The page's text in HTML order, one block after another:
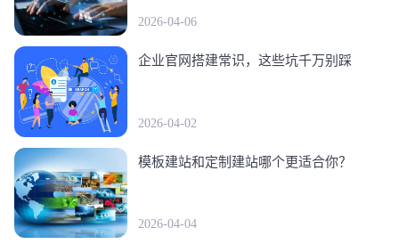
2026-04-06
企业官网搭建常识，这些坑千万别踩
2026-04-02
模板建站和定制建站哪个更适合你？
2026-04-04